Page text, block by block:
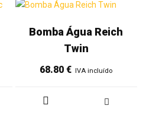
Bomba Água Reich
Twin
68.80€ IVA incluído